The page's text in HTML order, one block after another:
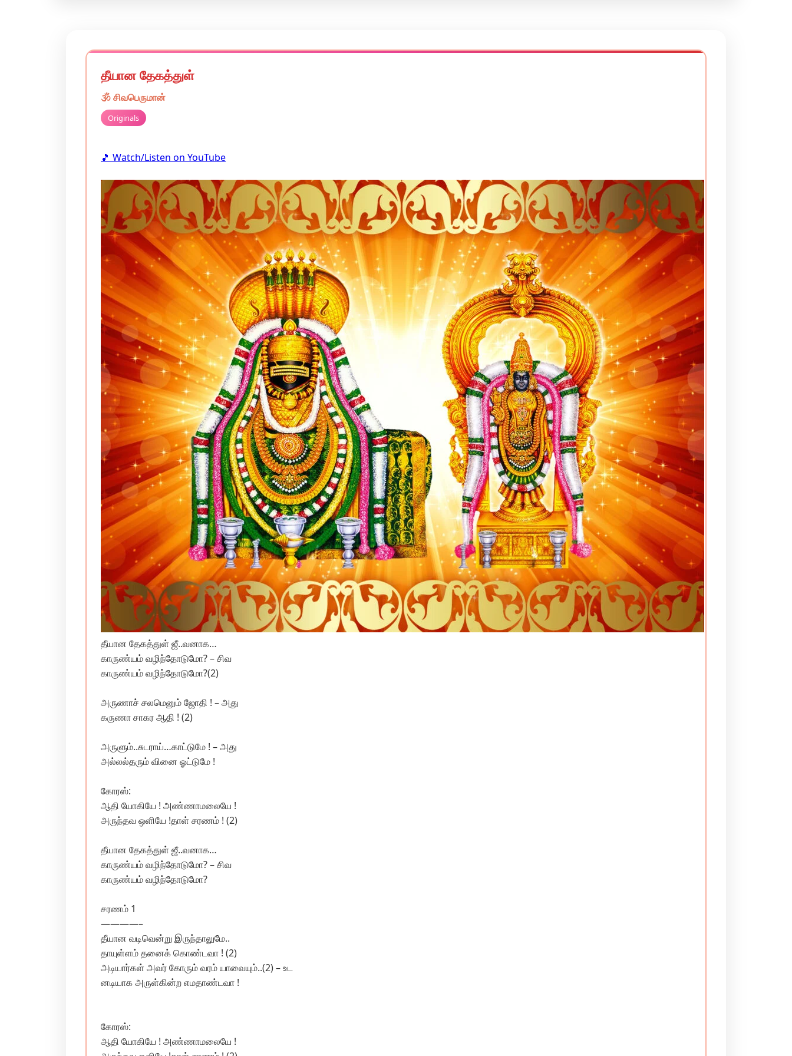
தீயான தேகத்துள்
🕉️சிவபெருமான்
Originals
🎵 Watch/Listen on YouTube
தீயான தேகத்துள் ஜீ..வனாக…
காருண்யம் வழிந்தோடுமோ? – சிவ
காருண்யம் வழிந்தோடுமோ?(2)
அருணாச் சலமெனும் ஜோதி ! – அது
கருணா சாகர ஆதி ! (2)
அருளும்..சுடராய்…காட்டுமே ! – அது
அல்லல்தரும் வினை ஓட்டுமே !
கோரஸ்:
ஆதி யோகியே ! அண்ணாமலையே !
அருந்தவ ஒளியே !தாள் சரணம் ! (2)
தீயான தேகத்துள் ஜீ..வனாக…
காருண்யம் வழிந்தோடுமோ? – சிவ
காருண்யம் வழிந்தோடுமோ?
சரணம் 1
————–
தீயான வடிவென்று இருந்தாலுமே..
தாயுள்ளம் தனைக் கொண்டவா ! (2)
அடியார்கள் அவர் கோரும் வரம் யாவையும்..(2) – உட
னடியாக அருள்கின்ற எமதாண்டவா !
கோரஸ்:
ஆதி யோகியே ! அண்ணாமலையே !